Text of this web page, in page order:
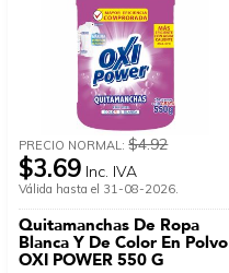
PRECIO NORMAL:$4.92
$3.69 Inc. IVA
Válida hasta el 31-08-2026.
Quitamanchas De Ropa
Blanca Y De Color En Polvo
OXI POWER 550 G